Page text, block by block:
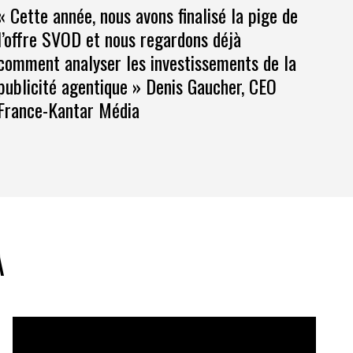
Cette année, nous avons finalisé la pige de
SVOD et nous regardons déjà
analyser les investissements de la
agentique » Denis Gaucher, CEO
Kantar Média